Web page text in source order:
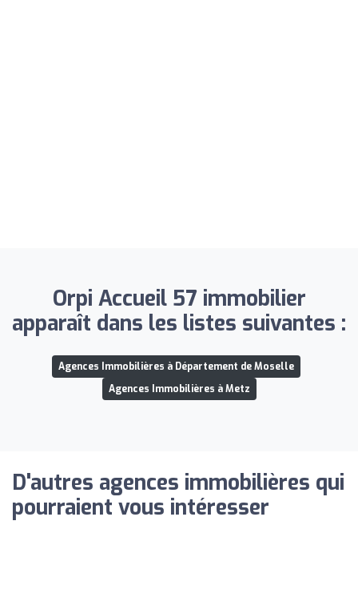
Orpi Accueil 57 immobilier
apparaît dans les listes suivantes :
Agences Immobilières à Département de Moselle
Agences Immobilières à Metz
D'autres agences immobilières qui
pourraient vous intéresser